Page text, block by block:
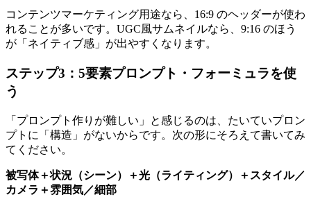
コンテンツマーケティング用途なら、16:9 のヘッダーが使わ
れることが多いです。UGC風サムネイルなら、9:16 のほう
が「ネイティブ感」が出やすくなります。
ステップ3：5要素プロンプト・フォーミュラを使
う
「プロンプト作りが難しい」と感じるのは、たいていプロン
プトに「構造」がないからです。次の形にそろえて書いてみ
てください。
被写体＋状況（シーン）＋光（ライティング）＋スタイル／
カメラ＋雰囲気／細部